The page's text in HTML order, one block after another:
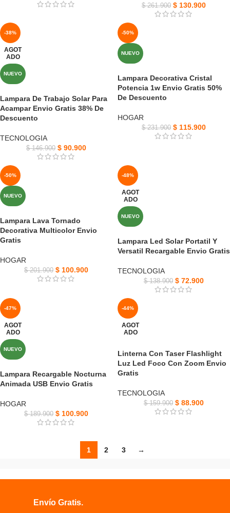
$261.900 $ 130.900
-38%
AGOT
ADO
NUEVO
Lampara De Trabajo Solar Para
Acampar Envio Gratis 38% De
Descuento
TECNOLOGIA
$146.900 $ 90.900
-50%
NUEVO
Lampara Decorativa Cristal
Potencia 1w Envio Gratis 50%
De Descuento
HOGAR
$231.900 $ 115.900
-50%
NUEVO
Lampara Lava Tornado
Decorativa Multicolor Envio
Gratis
HOGAR
$201.900 $ 100.900
-48%
AGOT
ADO
NUEVO
Lampara Led Solar Portatil Y
Versatil Recargable Envio Gratis
TECNOLOGIA
$138.900 $ 72.900
-47%
AGOT
ADO
NUEVO
Lampara Recargable Nocturna
Animada USB Envio Gratis
HOGAR
$189.900 $ 100.900
-44%
AGOT
ADO
Linterna Con Taser Flashlight
Luz Led Foco Con Zoom Envio
Gratis
TECNOLOGIA
$159.900 $ 88.900
1 2 3 →
Envío Gratis.